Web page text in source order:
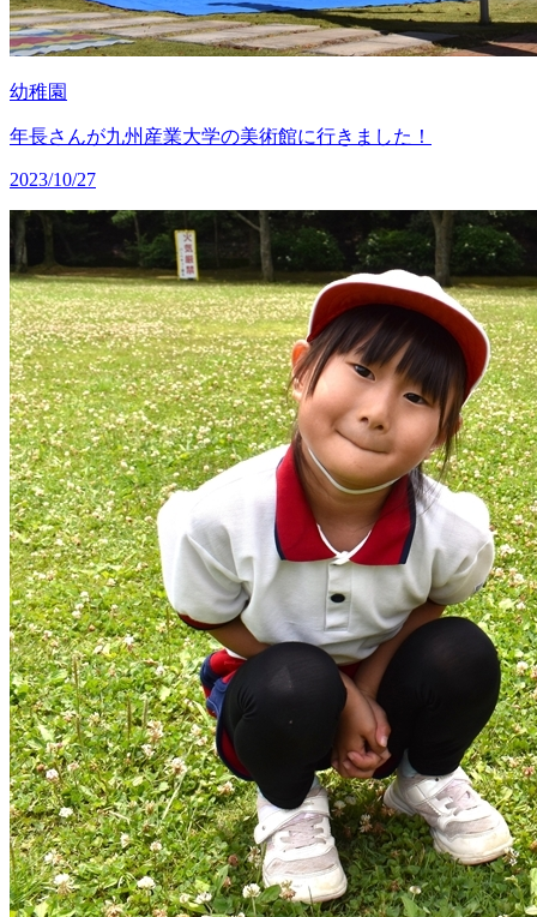
幼稚園
年長さんが九州産業大学の美術館に行きました！
2023/10/27